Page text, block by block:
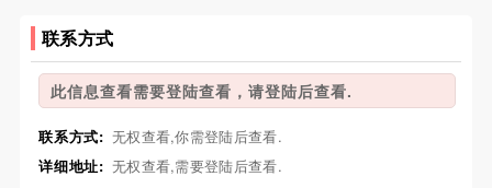
联系方式
此信息查看需要登陆查看，请登陆后查看.
联系方式: 无权查看,你需登陆后查看.
详细地址: 无权查看,需要登陆后查看.